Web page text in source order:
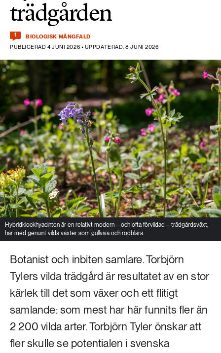
trädgården
1
BIOLOGISK MÅNGFALD
PUBLICERAD 4 JUNI 2026 • UPPDATERAD: 8 JUNI 2026
Hybridklockhyacinten är en relativt modern – och ofta förvildad – trädgårdsväxt,
här med genuint vilda växter som gullviva och rödblära.
Botanist och inbiten samlare. Torbjörn
Tylers vilda trädgård är resultatet av en stor
kärlek till det som växer och ett flitigt
samlande: som mest har här funnits fler än
2 200 vilda arter. Torbjörn Tyler önskar att
fler skulle se potentialen i svenska